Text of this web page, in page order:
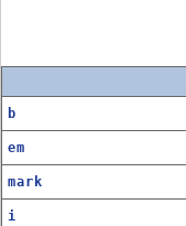
b
em
mark
i